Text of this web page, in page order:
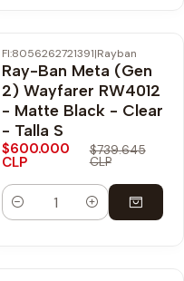
-19% OFF
Envío Gratis
FI:8056262721391|Rayban
Ray-Ban Meta (Gen
2) Wayfarer RW4012
- Matte Black - Clear
- Talla S
$600.000
CLP
$739.645
CLP
Cantidad